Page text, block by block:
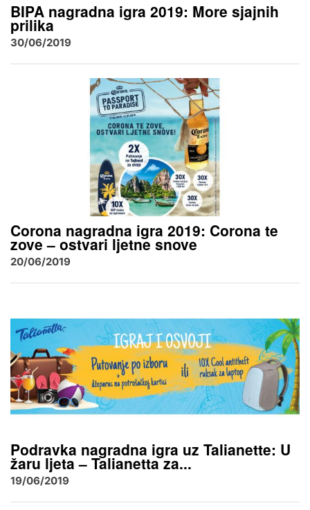
BIPA nagradna igra 2019: More sjajnih
prilika
30/06/2019
Corona nagradna igra 2019: Corona te
zove – ostvari ljetne snove
20/06/2019
Podravka nagradna igra uz Talianette: U
žaru ljeta – Talianetta za...
19/06/2019